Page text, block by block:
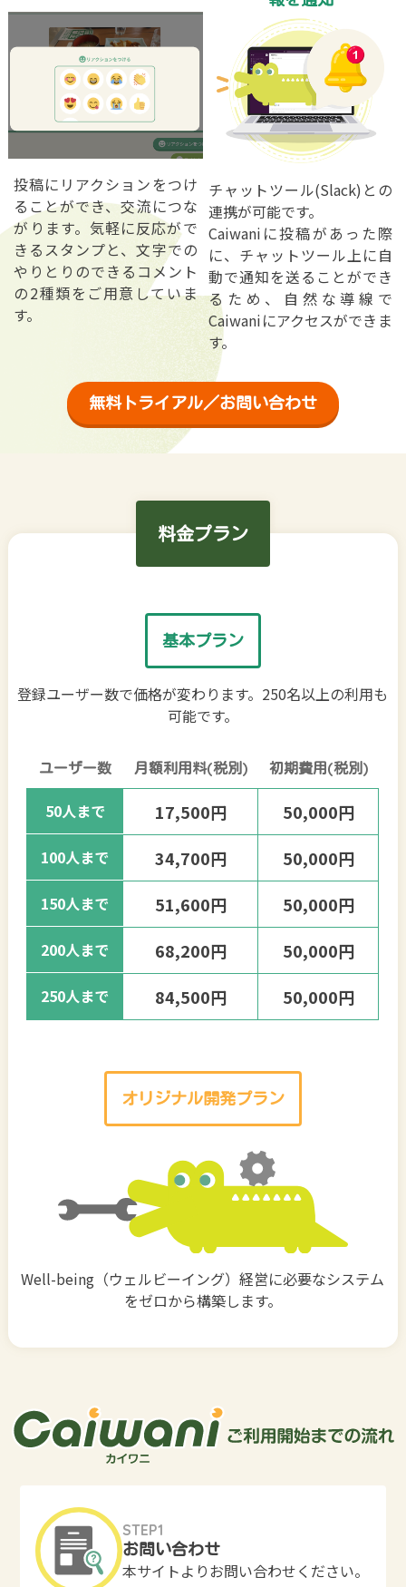
投稿にリアクションをつけ
ることができ、交流につな
がります。気軽に反応がで
きるスタンプと、文字での
やりとりのできるコメント
の2種類をご用意していま
す。
チャットツール(Slack)との
連携が可能です。
Caiwaniに投稿があった際
に、チャットツール上に自
動で通知を送ることができ
るため、自然な導線で
Caiwaniにアクセスができま
す。
無料トライアル／お問い合わせ
料金プラン
基本プラン
登録ユーザー数で価格が変わります。250名以上の利用も
可能です。
ユーザー数 月額利用料(税別) 初期費用(税別)
50人まで 17,500円 50,000円
100人まで 34,700円 50,000円
150人まで 51,600円 50,000円
200人まで 68,200円 50,000円
250人まで 84,500円 50,000円
オリジナル開発プラン
Well-being（ウェルビーイング）経営に必要なシステム
をゼロから構築します。
STEP1
お問い合わせ
本サイトよりお問い合わせください。